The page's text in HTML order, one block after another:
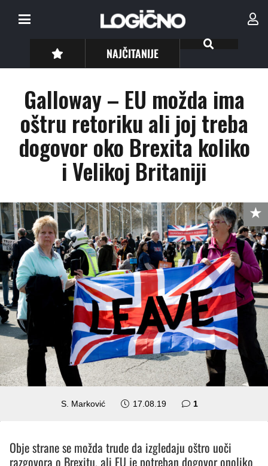
NAJČITANIJE
Galloway – EU možda ima
oštru retoriku ali joj treba
dogovor oko Brexita koliko
i Velikoj Britaniji
S. Marković 17.08.19 1
Obje strane se možda trude da izgledaju oštro uoči
razgovora o Brexitu, ali EU je potreban dogovor onoliko